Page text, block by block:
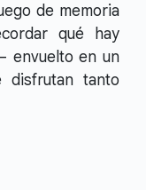
de memoria
qué hay
envuelto en un
disfrutan tanto